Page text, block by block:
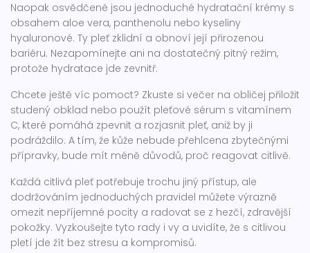
Naopak osvědčené jsou jednoduché hydratační krémy s
obsahem aloe vera, panthenolu nebo kyseliny
hyaluronové. Ty pleť zklidní a obnoví její přirozenou
bariéru. Nezapomínejte ani na dostatečný pitný režim,
protože hydratace jde zevnitř.
Chcete ještě víc pomoct? Zkuste si večer na obličej přiložit
studený obklad nebo použít pleťové sérum s vitamínem
C, které pomáhá zpevnit a rozjasnit pleť, aniž by ji
podráždilo. A tím, že kůže nebude přehlcena zbytečnými
přípravky, bude mít méně důvodů, proč reagovat citlivě.
Každá citlivá pleť potřebuje trochu jiný přístup, ale
dodržováním jednoduchých pravidel můžete výrazně
omezit nepříjemné pocity a radovat se z hezčí, zdravější
pokožky. Vyzkoušejte tyto rady i vy a uvidíte, že s citlivou
pletí jde žít bez stresu a kompromisů.